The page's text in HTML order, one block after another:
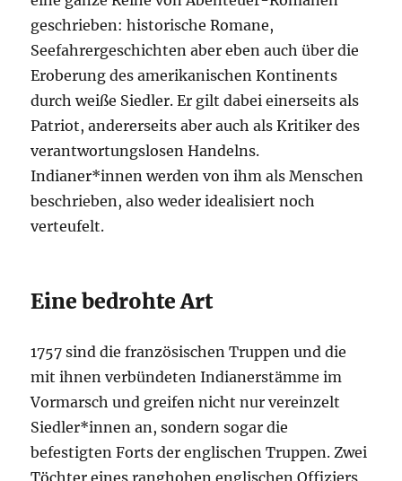
geschrieben: historische Romane,
Seefahrergeschichten aber eben auch über die
Eroberung des amerikanischen Kontinents
durch weiße Siedler. Er gilt dabei einerseits als
Patriot, andererseits aber auch als Kritiker des
verantwortungslosen Handelns.
Indianer*innen werden von ihm als Menschen
beschrieben, also weder idealisiert noch
verteufelt.
Eine bedrohte Art
1757 sind die französischen Truppen und die
mit ihnen verbündeten Indianerstämme im
Vormarsch und greifen nicht nur vereinzelt
Siedler*innen an, sondern sogar die
befestigten Forts der englischen Truppen. Zwei